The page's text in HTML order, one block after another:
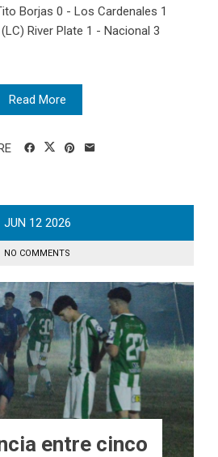
Borjas 0 - Los Cardenales 1
River Plate 1 - Nacional 3
Read More
JUN 12 2026
NO COMMENTS
entre cinco